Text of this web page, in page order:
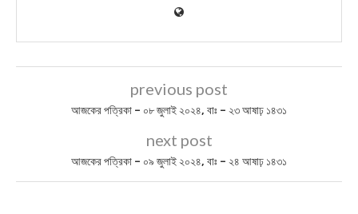
previous post
আজকের পত্রিকা – ০৮ জুলাই ২০২৪, বাঃ – ২৩ আষাঢ় ১৪৩১
next post
আজকের পত্রিকা – ০৯ জুলাই ২০২৪, বাঃ – ২৪ আষাঢ় ১৪৩১